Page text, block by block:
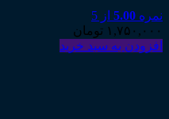
نمره 5.00 از 5
۱,۷۵۰,۰۰۰ تومان
افزودن به سبد خرید